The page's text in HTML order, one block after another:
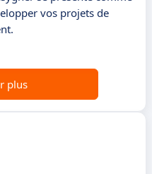
vos projets de
plus